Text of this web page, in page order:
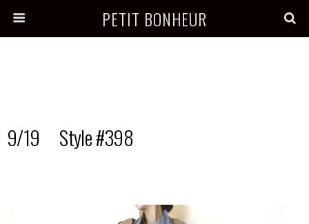
PETIT BONHEUR
9/19 Style #398